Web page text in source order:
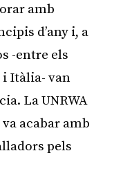
amb
d’any i, a
-entre els
i Itàlia- van
La UNRWA
acabar amb
pels